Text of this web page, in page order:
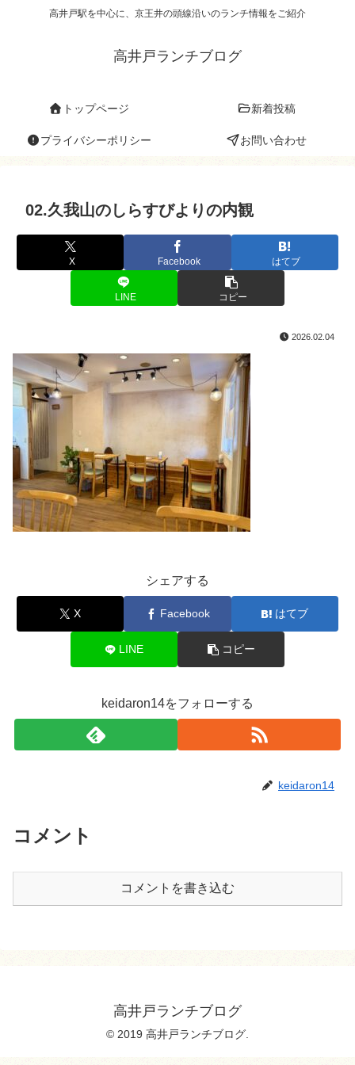
高井戸駅を中心に、京王井の頭線沿いのランチ情報をご紹介
高井戸ランチブログ
トップページ 新着投稿
プライバシーポリシー お問い合わせ
02.久我山のしらすびよりの内観
X Facebook はてブ
LINE コピー
2026.02.04
シェアする
X Facebook はてブ
LINE コピー
keidaron14をフォローする
keidaron14
コメント
コメントを書き込む
高井戸ランチブログ
© 2019 高井戸ランチブログ.